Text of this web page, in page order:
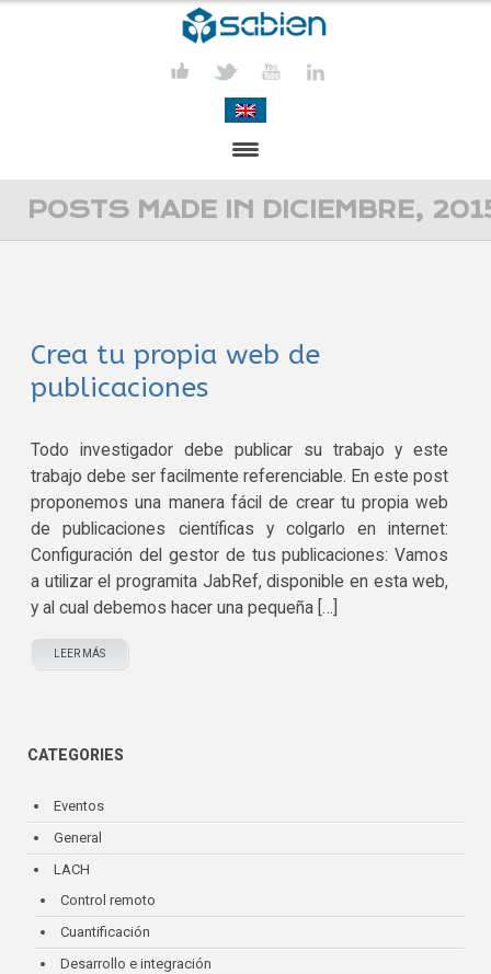
PRESENTACIÓN
ACTIVIDADES
COMUNICACIÓN
CONTACTA
POSTS MADE IN DICIEMBRE,
Crea tu propia web de
publicaciones
Todo investigador debe publicar su trabajo y este
trabajo debe ser facilmente referenciable. En este post
proponemos una manera fácil de crear tu propia web
de publicaciones científicas y colgarlo en internet:
Configuración del gestor de tus publicaciones: Vamos
a utilizar el programita JabRef, disponible en esta web,
y al cual debemos hacer una pequeña […]
LEER MÁS
CATEGORIES
Eventos
General
LACH
Control remoto
Cuantificación
Desarrollo e integración